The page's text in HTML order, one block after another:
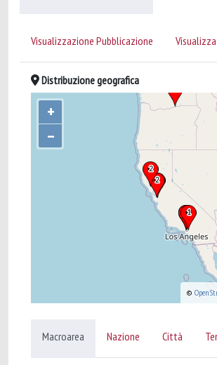
Visualizzazione Pubblicazione
Distribuzione geografica
+
–
©
Macroarea Nazione Città